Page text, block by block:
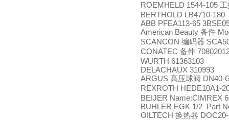
ROEMHELD 1544-105
BERTHOLD LB4710-180
ABB PFEA113-65
American Beauty 备件
SCANCON 编码器
CONATEC 备件
WURTH 61363103
DELACHAUX 310993
ARGUS 高压球阀 DN40-
REXROTH HEDE10A1-
BEIJER Name:CIMREX
BUHLER EGK 1/2 Part
OILTECH 换热器